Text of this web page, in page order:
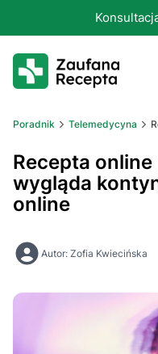
Poradnik Telemedycyna
Recepta online
wygląda
online
Autor: Zofia Kwiecińska